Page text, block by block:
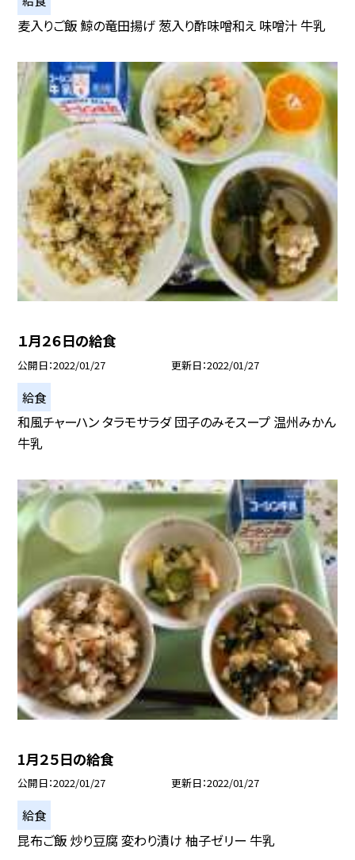
麦入りご飯 鯨の竜田揚げ 葱入り酢味噌和え 味噌汁 牛乳
１月２６日の給食
公開日 2022/01/27 更新日 2022/01/27
給食
和風チャーハン タラモサラダ 団子のみそスープ 温州みかん
牛乳
1月２５日の給食
公開日 2022/01/27 更新日 2022/01/27
給食
昆布ご飯 炒り豆腐 変わり漬け 柚子ゼリー 牛乳